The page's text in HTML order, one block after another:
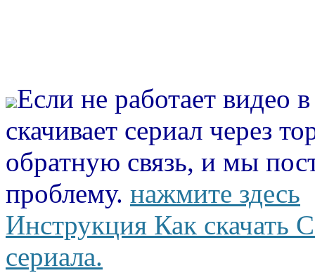
Если не работает видео
скачивает сериал через
обратную связь, и мы
проблему. нажмите здесь
Инструкция Как скачать
сериала.